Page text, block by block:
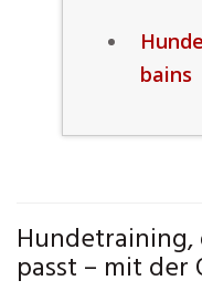
bains
Hundetraining,
passt – mit der